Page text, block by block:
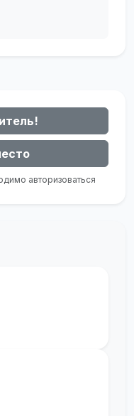
авторизоваться